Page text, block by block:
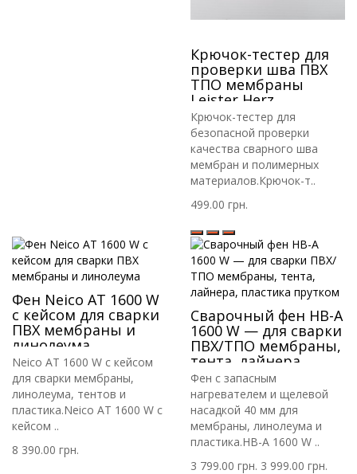
Крючок-тестер для
проверки шва ПВХ
ТПО мембраны
Leister Herz
Крючок-тестер для
безопасной проверки
качества сварного шва
мембран и полимерных
материалов.Крючок-т..
499.00 грн.
Фен Neico AT 1600 W
с кейсом для сварки
ПВХ мембраны и
линолеума
Neico AT 1600 W с кейсом
для сварки мембраны,
линолеума, тентов и
пластика.Neico AT 1600 W с
кейсом ..
8 390.00 грн.
Сварочный фен HB-A
1600 W — для сварки
ПВХ/ТПО мембраны,
тента, лайнера,
пластика прутком
Фен с запасным
нагревателем и щелевой
насадкой 40 мм для
мембраны, линолеума и
пластика.HB-A 1600 W ..
3 799.00 грн. 3 999.00 грн.